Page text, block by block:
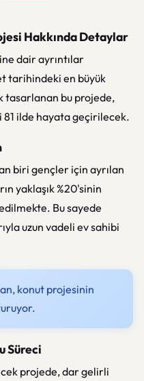
Hakkında Detaylar
dair ayrıntılar
tarihindeki en büyük
tasarlanan bu projede,
81 ilde hayata geçirilecek.
biri gençler için ayrılan
yaklaşık %20'sinin
Bu sayede
uzun vadeli ev sahibi
konut projesinin
Süreci
projede, dar gelirli